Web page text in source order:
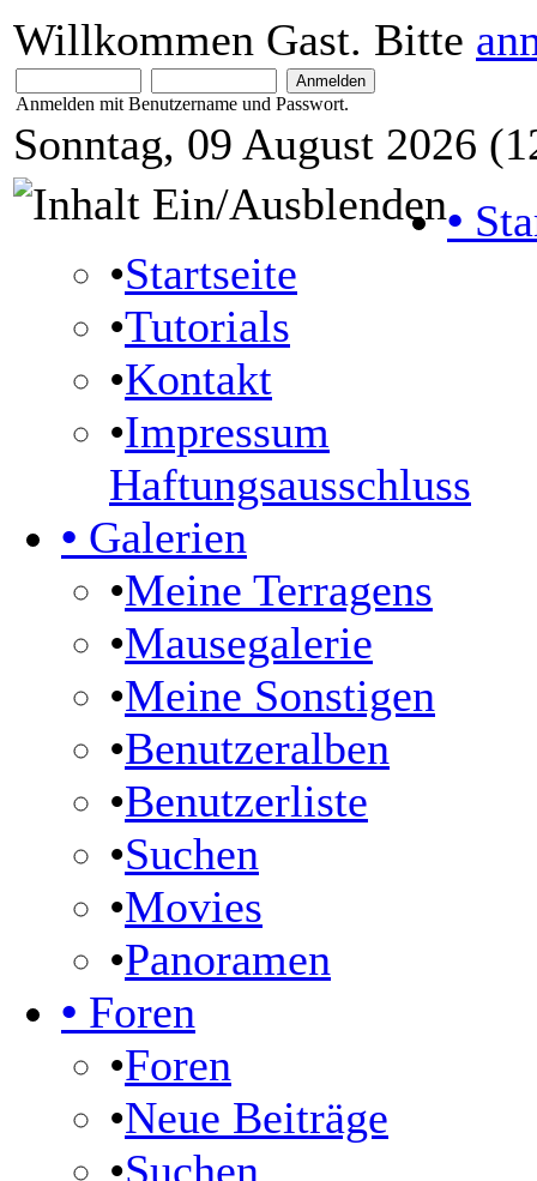
Willkommen Gast. Bitte
Anmelden mit Benutzername und Passwort.
Sonntag, 09 August 2026
•
•Startseite
•Tutorials
•Kontakt
•Impressum
Haftungsausschluss
• Galerien
•Meine Terragens
•Mausegalerie
•Meine Sonstigen
•Benutzeralben
•Benutzerliste
•Suchen
•Movies
•Panoramen
• Foren
•Foren
•Neue Beiträge
•Suchen